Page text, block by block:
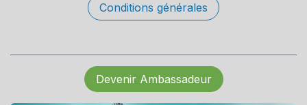
Conditions générales
Devenir Ambassadeur